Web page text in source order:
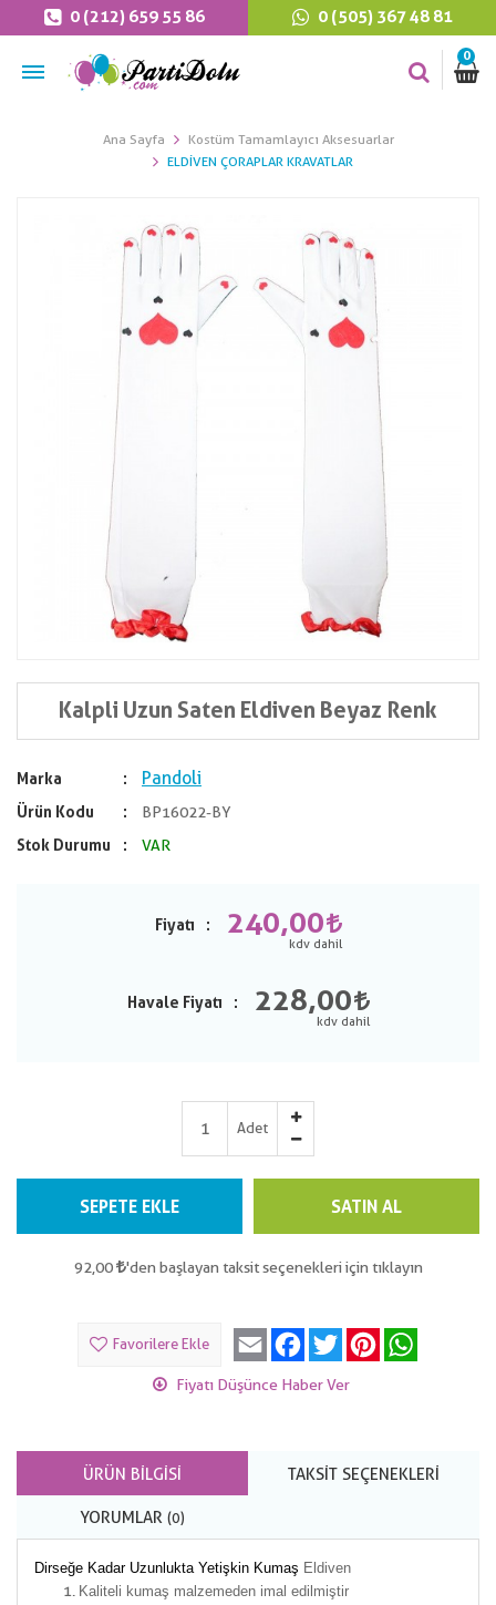
0 (212) 659 55 86 0 (505) 367 48 81
0
Ana Sayfa
Kostüm Tamamlayıcı Aksesuarlar
ELDIVEN ÇORAPLAR KRAVATLAR
Kalpli Uzun Saten Eldiven Beyaz Renk
Marka Pandoli
Ürün Kodu
BP16022-BY
Stok Durumu
VAR
Fiyatı 240,00
Havale Fiyatı 228,00
Adet
SEPETE EKLE SATIN AL
92,00 'den başlayan taksit seçenekleri için tıklayın
Favorilere Ekle Email Facebook
Twitter Pinterest
Fiyatı Düşünce Haber Ver
ÜRÜN BILGISI TAKSIT SEÇENEKLERI
YORUMLAR (0)
Dirseğe Kadar Uzunlukta Yetişkin Kumaş Eldiven
Kaliteli kumaş malzemeden imal edilmiştir